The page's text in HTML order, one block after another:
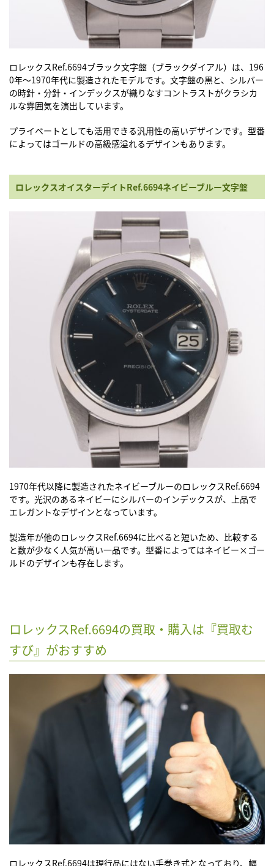
ロレックスRef.6694ブラック文字盤（ブラックダイアル）は、196
0年〜1970年代に製造されたモデルです。文字盤の黒と、シルバー
の時針・分針・インデックスが織りなすコントラストがクラシカ
ルな雰囲気を演出しています。
プライベートとしても活用できる汎用性の高いデザインです。型番
によってはゴールドの高級感溢れるデザインもあります。
ロレックスオイスターデイトRef.6694ネイビーブルー文字盤
1970年代以降に製造されたネイビーブルーのロレックスRef.6694
です。光沢のあるネイビーにシルバーのインデックスが、上品で
エレガントなデザインとなっています。
製造年が他のロレックスRef.6694に比べると短いため、比較する
と数が少なく人気が高い一品です。型番によってはネイビー×ゴー
ルドのデザインも存在します。
ロレックスRef.6694の買取・購入は『買取む
すび』がおすすめ
ロレックスRef.6694は現行品にはない手巻き式となっており、幅